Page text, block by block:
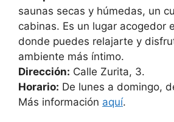
saunas secas y húmedas, un
cabinas. Es un lugar acogedor
donde puedes relajarte y
ambiente más íntimo.
Dirección: Calle Zurita, 3.
Horario: De lunes a domingo,
Más información aquí.